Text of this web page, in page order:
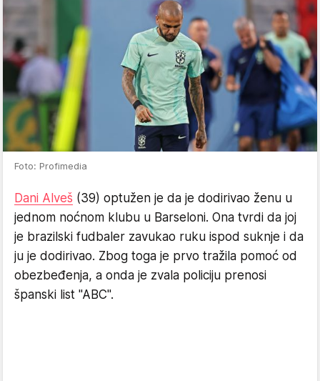
Foto: Profimedia
Dani Alveš (39) optužen je da je dodirivao ženu u
jednom noćnom klubu u Barseloni. Ona tvrdi da joj
je brazilski fudbaler zavukao ruku ispod suknje i da
ju je dodirivao. Zbog toga je prvo tražila pomoć od
obezbeđenja, a onda je zvala policiju prenosi
španski list "ABC".